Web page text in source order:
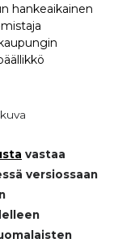
hankeaikainen
vastaa
versiossaan